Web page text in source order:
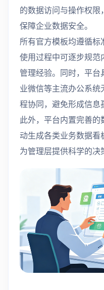
的数据访问与操作权限
保障企业数据安全。
所有官方模板均遵循标
使用过程中可逐步规范
管理经验。同时，平台
业微信等主流办公系统
程协同，避免形成信息
此外，平台内置完善的
动生成各类业务数据看
为管理层提供科学的决